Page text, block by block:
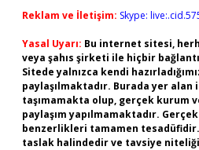
Reklam ve İletişim: Skype:
Yasal Uyarı: Bu internet sitesi,
veya şahıs şirketi ile hiçbir
Sitede yalnızca kendi
paylaşılmaktadır. Burada yer
taşımamakta olup, gerçek kurum
paylaşım yapılmamaktadır.
benzerlikleri tamamen
taslak halindedir ve tavsiye